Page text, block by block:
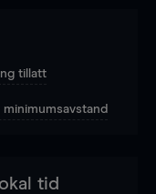
tillatt
minimumsavstand
tid